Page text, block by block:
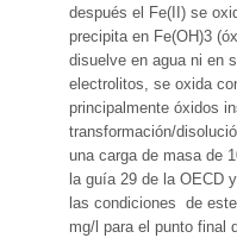
después el Fe(II) se
precipita en Fe(OH)3
disuelve en agua ni en
electrolitos, se oxida
principalmente óxidos
transformación/
una carga de masa de
la guía 29 de la OECD
las condiciones de
mg/l para el punto final